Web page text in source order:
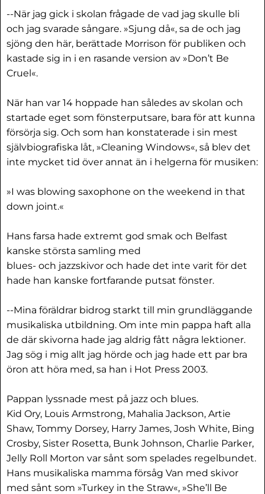
--När jag gick i skolan frågade de vad jag skulle bli
och jag svarade sångare. »Sjung då«, sa de och jag
sjöng den här, berättade Morrison för publiken och
kastade sig in i en rasande version av »Don’t Be
Cruel«.
När han var 14 hoppade han således av skolan och
startade eget som fönsterputsare, bara för att kunna
försörja sig. Och som han konstaterade i sin mest
självbiografiska låt, »Cleaning Windows«, så blev det
inte mycket tid över annat än i helgerna för musiken:
»I was blowing saxophone on the weekend in that
down joint.«
Hans farsa hade extremt god smak och Belfast
kanske största samling med
blues- och jazzskivor och hade det inte varit för det
hade han kanske fortfarande putsat fönster.
--Mina föräldrar bidrog starkt till min grundläggande
musikaliska utbildning. Om inte min pappa haft alla
de där skivorna hade jag aldrig fått några lektioner.
Jag sög i mig allt jag hörde och jag hade ett par bra
öron att höra med, sa han i Hot Press 2003.
Pappan lyssnade mest på jazz och blues.
Kid Ory, Louis Armstrong, Mahalia Jackson, Artie
Shaw, Tommy Dorsey, Harry James, Josh White, Bing
Crosby, Sister Rosetta, Bunk Johnson, Charlie Parker,
Jelly Roll Morton var sånt som spelades regelbundet.
Hans musikaliska mamma försåg Van med skivor
med sånt som »Turkey in the Straw«, »She’ll Be